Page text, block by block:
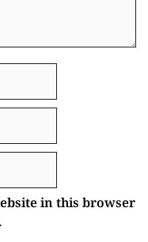
in this browser